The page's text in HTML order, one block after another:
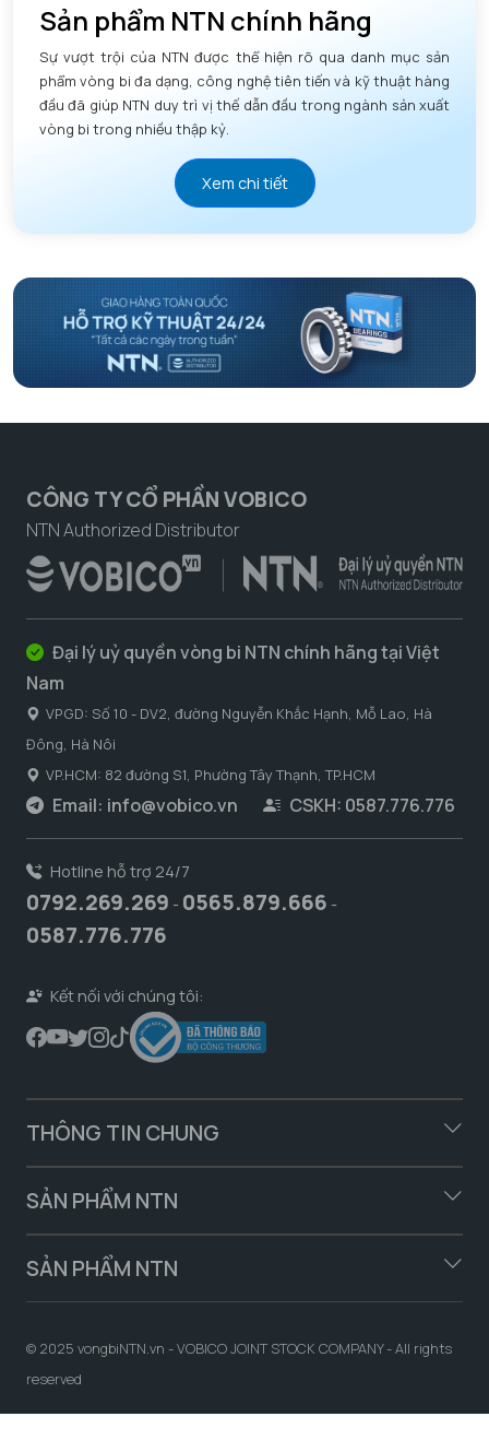
Sản phẩm NTN chính hãng
Sự vượt trội của NTN được thể hiện rõ qua danh mục sản
phẩm vòng bi đa dạng, công nghệ tiên tiến và kỹ thuật hàng
đầu đã giúp NTN duy trì vị thế dẫn đầu trong ngành sản xuất
vòng bi trong nhiều thập kỷ.
Xem chi tiết
CÔNG TY CỔ PHẦN VOBICO
NTN Authorized Distributor
Đại lý uỷ quyền vòng bi NTN chính hãng tại Việt
Nam
VPGD: Số 10 - DV2, đường Nguyễn Khắc Hạnh, Mỗ Lao, Hà
Đông, Hà Nôi
VP.HCM: 82 đường S1, Phường Tây Thạnh, TP.HCM
Email: info@vobico.vn CSKH: 0587.776.776
Hotline hỗ trợ 24/7
0792.269.269 - 0565.879.666 -
0587.776.776
Kết nối với chúng tôi:
THÔNG TIN CHUNG
SẢN PHẨM NTN
SẢN PHẨM NTN
© 2025 vongbiNTN.vn - VOBICO JOINT STOCK COMPANY - All rights
reserved